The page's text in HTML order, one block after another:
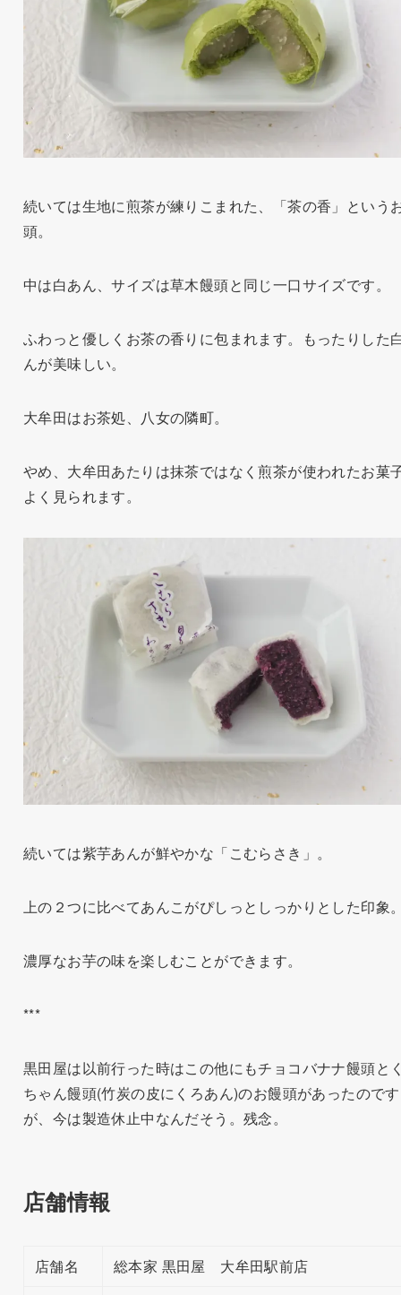
続いては生地に煎茶が練りこまれた、「茶の香」という
頭。
中は白あん、サイズは草木饅頭と同じ一口サイズです。
ふわっと優しくお茶の香りに包まれます。もったりした
んが美味しい。
大牟田はお茶処、八女の隣町。
やめ、大牟田あたりは抹茶ではなく煎茶が使われたお菓
よく見られます。
続いては紫芋あんが鮮やかな「こむらさき」。
上の２つに比べてあんこがぴしっとしっかりとした印象
濃厚なお芋の味を楽しむことができます。
***
黒田屋は以前行った時はこの他にもチョコバナナ饅頭と
ちゃん饅頭(竹炭の皮にくろあん)のお饅頭があったのです
が、今は製造休止中なんだそう。残念。
店舗情報
店舗名
総本家 黒田屋 大牟田駅前店